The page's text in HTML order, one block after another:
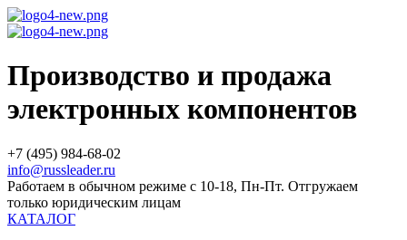
Производство и продажа
электронных компонентов
+7 (495) 984-68-02
info@russleader.ru
Работаем в обычном режиме с 10-18, Пн-Пт. Отгружаем
только юридическим лицам
КАТАЛОГ